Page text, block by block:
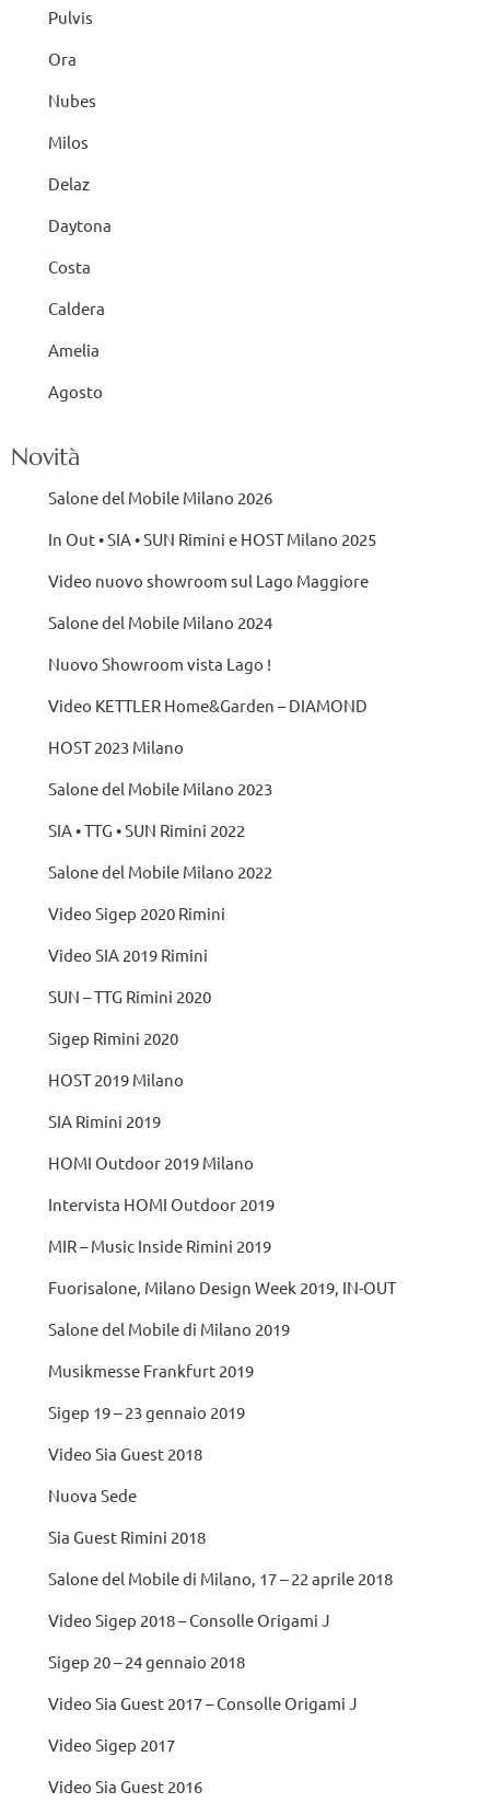
Pulvis
Ora
Nubes
Milos
Delaz
Daytona
Costa
Caldera
Amelia
Agosto
Novità
Salone del Mobile Milano 2026
In Out • SIA • SUN Rimini e HOST Milano 2025
Video nuovo showroom sul Lago Maggiore
Salone del Mobile Milano 2024
Nuovo Showroom vista Lago !
Video KETTLER Home&Garden – DIAMOND
HOST 2023 Milano
Salone del Mobile Milano 2023
SIA • TTG • SUN Rimini 2022
Salone del Mobile Milano 2022
Video Sigep 2020 Rimini
Video SIA 2019 Rimini
SUN – TTG Rimini 2020
Sigep Rimini 2020
HOST 2019 Milano
SIA Rimini 2019
HOMI Outdoor 2019 Milano
Intervista HOMI Outdoor 2019
MIR – Music Inside Rimini 2019
Fuorisalone, Milano Design Week 2019, IN-OUT
Salone del Mobile di Milano 2019
Musikmesse Frankfurt 2019
Sigep 19 – 23 gennaio 2019
Video Sia Guest 2018
Nuova Sede
Sia Guest Rimini 2018
Salone del Mobile di Milano, 17 – 22 aprile 2018
Video Sigep 2018 – Consolle Origami J
Sigep 20 – 24 gennaio 2018
Video Sia Guest 2017 – Consolle Origami J
Video Sigep 2017
Video Sia Guest 2016